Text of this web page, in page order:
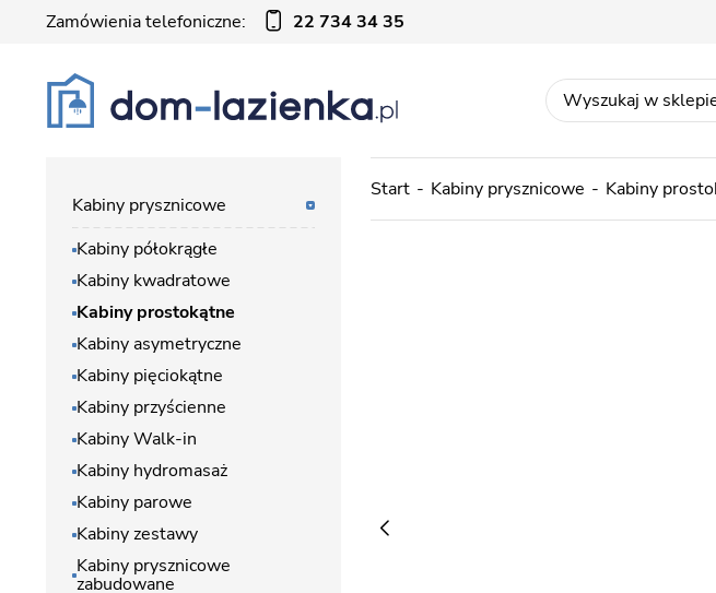
Zamówienia telefoniczne: 22 734 34 35
Start Kabiny prysznicowe Kabiny
Kabiny prysznicowe
Kabiny półokrągłe
Kabiny kwadratowe
Kabiny prostokątne
Kabiny asymetryczne
Kabiny pięciokątne
Kabiny przyścienne
Kabiny Walk-in
Kabiny hydromasaż
Kabiny parowe
Kabiny zestawy
Kabiny prysznicowe
zabudowane